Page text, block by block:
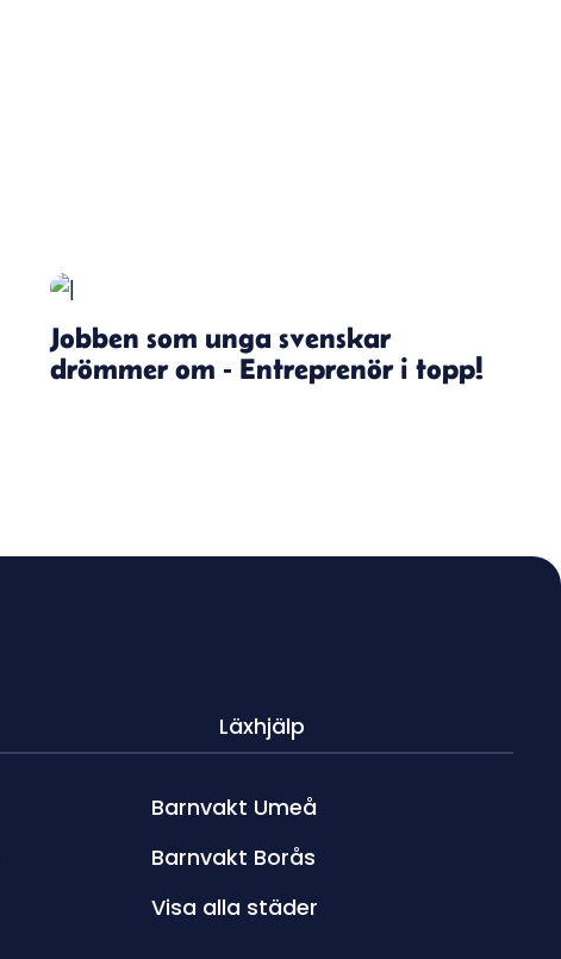
Jobben som unga svenskar
drömmer om - Entreprenör i topp!
Läxhjälp
Barnvakt Umeå
Barnvakt Borås
Visa alla städer